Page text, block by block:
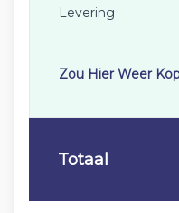
Levering
Zou Hier Weer
Totaal